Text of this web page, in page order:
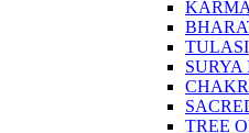
TULASI
SURYA
TREE